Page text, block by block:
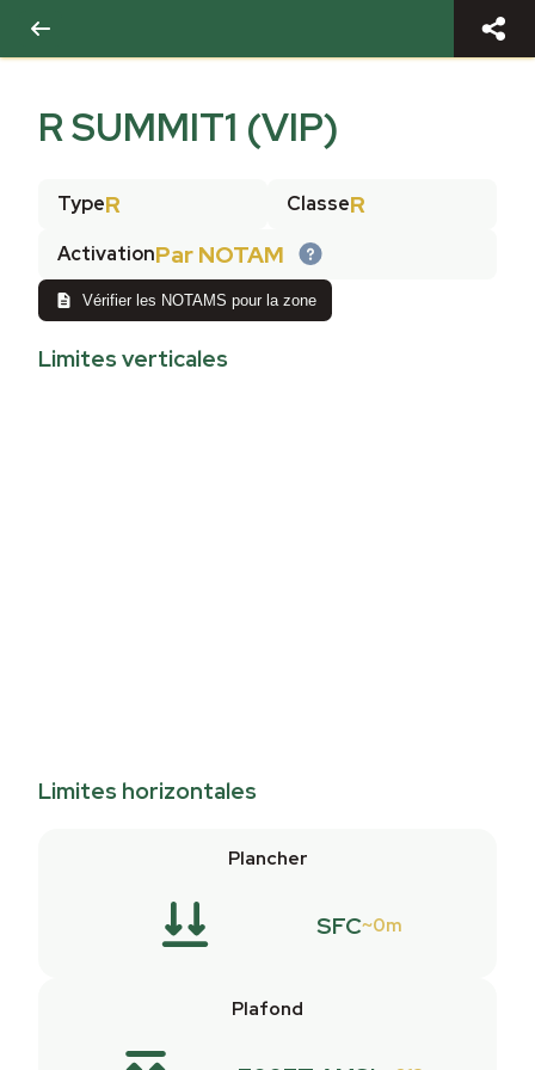
R SUMMIT1 (VIP)
TypeR ClasseR
ActivationPar NOTAM
Vérifier les NOTAMS pour la zone
Limites verticales
Limites horizontales
Plancher
SFC 0m
Plafond